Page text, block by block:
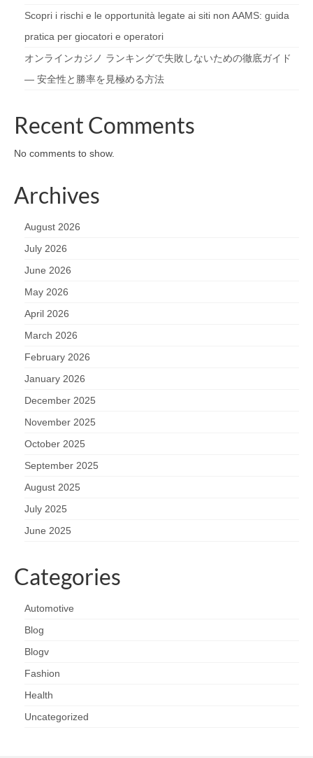
Scopri i rischi e le opportunità legate ai siti non AAMS: guida
pratica per giocatori e operatori
オンラインカジノ ランキングで失敗しないための徹底ガイド
— 安全性と勝率を見極める方法
Recent Comments
No comments to show.
Archives
August 2026
July 2026
June 2026
May 2026
April 2026
March 2026
February 2026
January 2026
December 2025
November 2025
October 2025
September 2025
August 2025
July 2025
June 2025
Categories
Automotive
Blog
Blogv
Fashion
Health
Uncategorized